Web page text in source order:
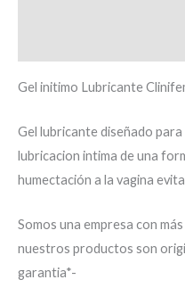
Gel initimo Lubricante
Gel lubricante diseñado
lubricacion intima de una
humectación a la vagina
Somos una empresa con
nuestros productos son
garantia*-